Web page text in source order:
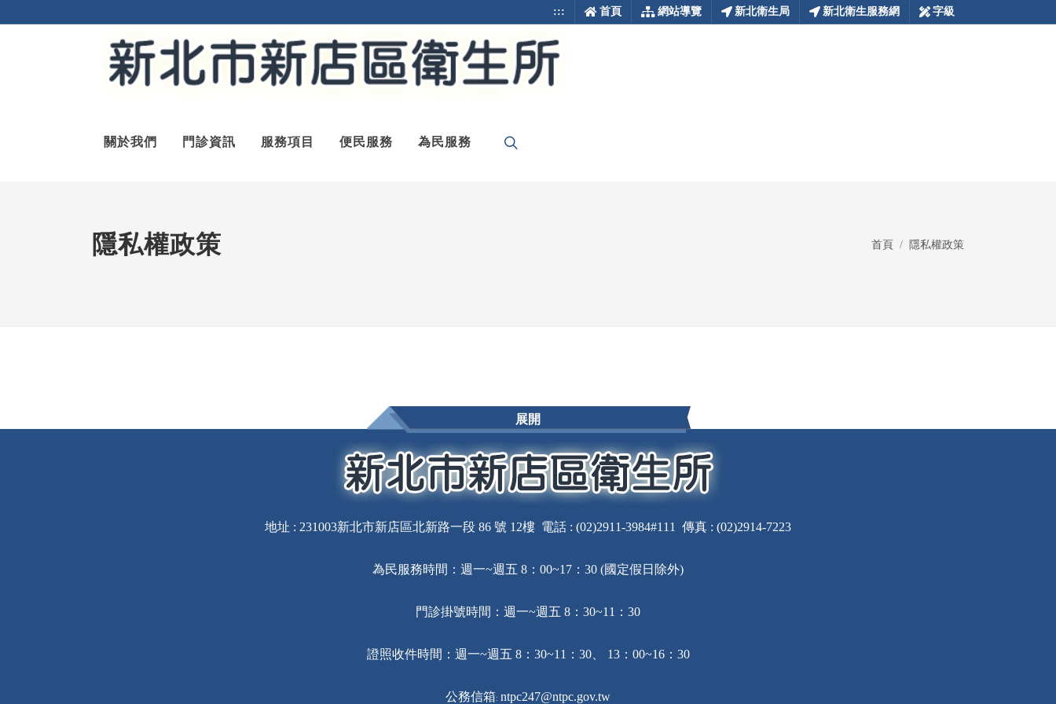
::: 首頁 網站導覽 新北衛生局 新北衛生服務網 字級
關於我們 門診資訊 服務項目 便民服務 為民服務
隱私權政策 首頁 隱私權政策
展開
地址 : 231003新北市新店區北新路一段 86 號 12樓 電話 : (02)2911-3984#111 傳真 : (02)2914-7223
為民服務時間：週一~週五 8：00~17：30 (國定假日除外)
門診掛號時間：週一~週五 8：30~11：30
證照收件時間：週一~週五 8：30~11：30、 13：00~16：30
公務信箱: ntpc247@ntpc.gov.tw